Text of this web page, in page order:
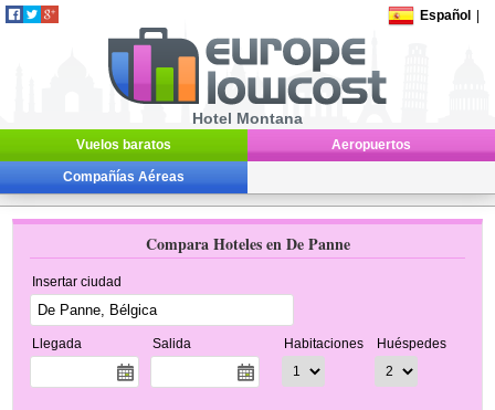
Español
Hotel Montana
Vuelos baratos Aeropuertos
Compañías Aéreas
Compara Hoteles en De Panne
Insertar ciudad
Llegada Salida Habitaciones Huéspedes